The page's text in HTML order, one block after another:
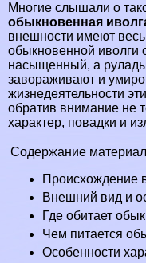
Многие слышали о
обыкновенная
внешности имеют
обыкновенной иволги
насыщенный, а
завораживают и
жизнедеятельности
обратив внимание не
хаpaктер, повадки и
Содержание
Происхождение
Внешний вид и
Где обитает
Чем питается
Особенности